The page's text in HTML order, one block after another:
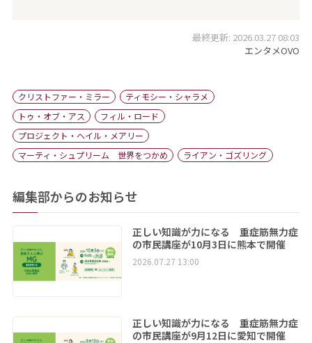
最終更新: 2026.03.27 08:03
エンタメOVO
クリストファー・ミラー
ティモシー・シャラメ
トゥ・オブ・アス
フィル・ロード
プロジェクト・ヘイル・メアリー
マーティ・シュプリーム 世界をつかめ
ライアン・ゴズリング
編集部からのお知らせ
正しい知識が力になる 重症筋無力症
の市民講座が10月3日に熊本で開催
2026.07.27 13:00
正しい知識が力になる 重症筋無力症
の市民講座が9月12日に愛知で開催